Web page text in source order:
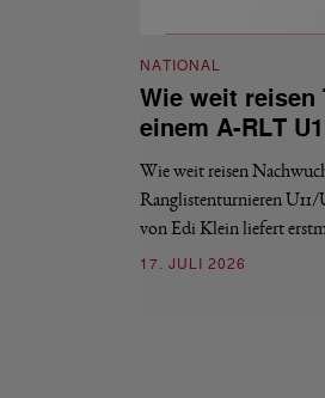
NATIONAL
Wie weit reisen
einem A-RLT
Wie weit reisen
Ranglistenturnieren U11/
von Edi Klein liefert
17. JULI 2026